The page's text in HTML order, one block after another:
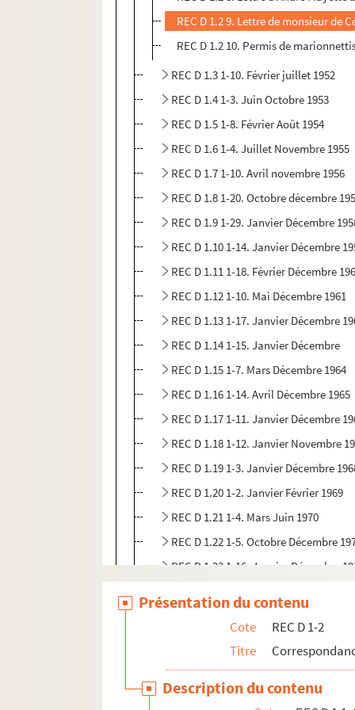
REC D 1.2 9. Lettre de monsieur de
REC D 1.2 10. Permis de
REC D 1.3 1-10. Février juillet 1952
REC D 1.4 1-3. Juin Octobre 1953
REC D 1.5 1-8. Février Août 1954
REC D 1.6 1-4. Juillet Novembre 1955
REC D 1.7 1-10. Avril novembre 1956
REC D 1.8 1-20. Octobre décembre
REC D 1.9 1-29. Janvier Décembre
REC D 1.10 1-14. Janvier Décembre
REC D 1.11 1-18. Février Décembre
REC D 1.12 1-10. Mai Décembre 1961
REC D 1.13 1-17. Janvier Décembre
REC D 1.14 1-15. Janvier Décembre
REC D 1.15 1-7. Mars Décembre 1964
REC D 1.16 1-14. Avril Décembre 1965
REC D 1.17 1-11. Janvier Décembre
REC D 1.18 1-12. Janvier Novembre
REC D 1.19 1-3. Janvier Décembre
REC D 1.20 1-2. Janvier Février 1969
REC D 1.21 1-4. Mars Juin 1970
REC D 1.22 1-5. Octobre Décembre
REC D 1.23 1-16. Janvier Décembre
REC D 1.28 1-31. Janvier Décembre
Présentation du contenu
Cote
REC D 1-2
Titre
Description du contenu